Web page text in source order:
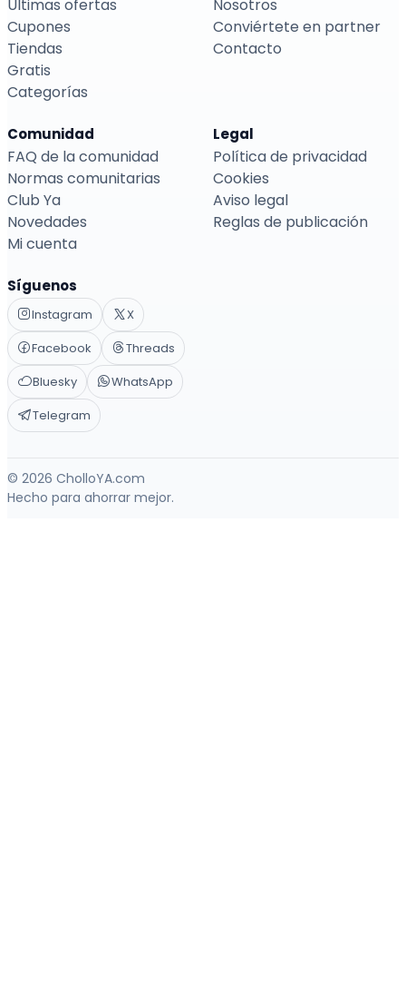
Últimas ofertas
Cupones
Tiendas
Gratis
Categorías
Nosotros
Conviértete en partner
Contacto
Comunidad
FAQ de la comunidad
Normas comunitarias
Club Ya
Novedades
Mi cuenta
Legal
Política de privacidad
Cookies
Aviso legal
Reglas de publicación
Síguenos
Instagram
X
Facebook
Threads
Bluesky
WhatsApp
Telegram
© 2026 CholloYA.com
Hecho para ahorrar mejor.